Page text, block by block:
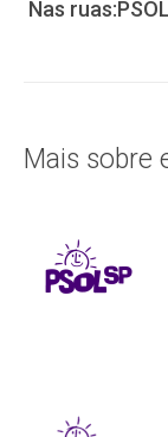
Nas
Mais sobre